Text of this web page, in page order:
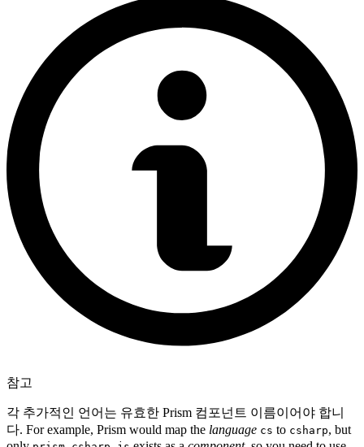
참고
각 추가적인 언어는 유효한 Prism 컴포넌트 이름이어야 합니
다. For example, Prism would map the language cs to csharp, but